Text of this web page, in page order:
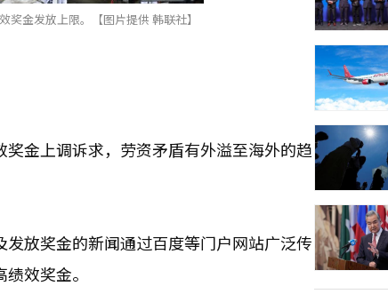
金发放上限。【图片提供 韩联社】
金上调诉求，劳资矛盾有外溢至海外的趋
放奖金的新闻通过百度等门户网站广泛传
效奖金。